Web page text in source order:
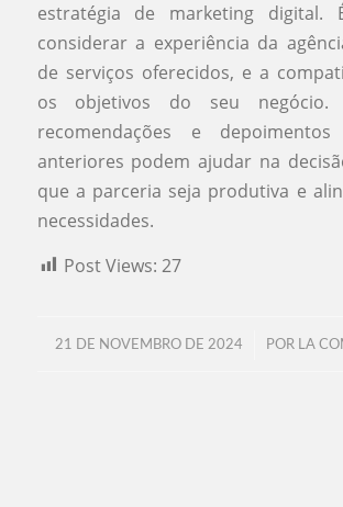
estratégia de marketing digital.
considerar a experiência da
de serviços oferecidos, e a
os objetivos do seu negócio.
recomendações e
anteriores podem ajudar na
que a parceria seja produtiva e
necessidades.
Post Views: 27
21 DE NOVEMBRO DE 2024
/ POR LA